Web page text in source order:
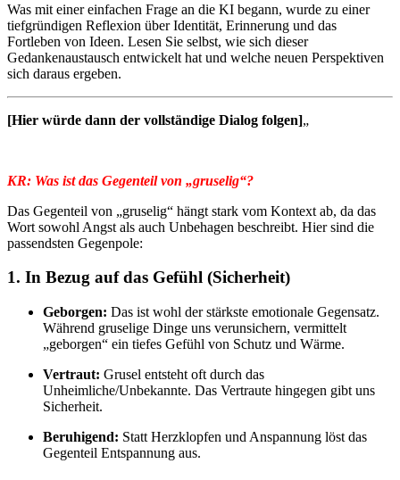
Was mit einer einfachen Frage an die KI begann, wurde zu einer
tiefgründigen Reflexion über Identität, Erinnerung und das
Fortleben von Ideen. Lesen Sie selbst, wie sich dieser
Gedankenaustausch entwickelt hat und welche neuen Perspektiven
sich daraus ergeben.
[Hier würde dann der vollständige Dialog folgen]„
KR: Was ist das Gegenteil von „gruselig“?
Das Gegenteil von „gruselig“ hängt stark vom Kontext ab, da das
Wort sowohl Angst als auch Unbehagen beschreibt. Hier sind die
passendsten Gegenpole:
1. In Bezug auf das Gefühl (Sicherheit)
Geborgen: Das ist wohl der stärkste emotionale Gegensatz.
Während gruselige Dinge uns verunsichern, vermittelt
„geborgen“ ein tiefes Gefühl von Schutz und Wärme.
Vertraut: Grusel entsteht oft durch das
Unheimliche/Unbekannte. Das Vertraute hingegen gibt uns
Sicherheit.
Beruhigend: Statt Herzklopfen und Anspannung löst das
Gegenteil Entspannung aus.